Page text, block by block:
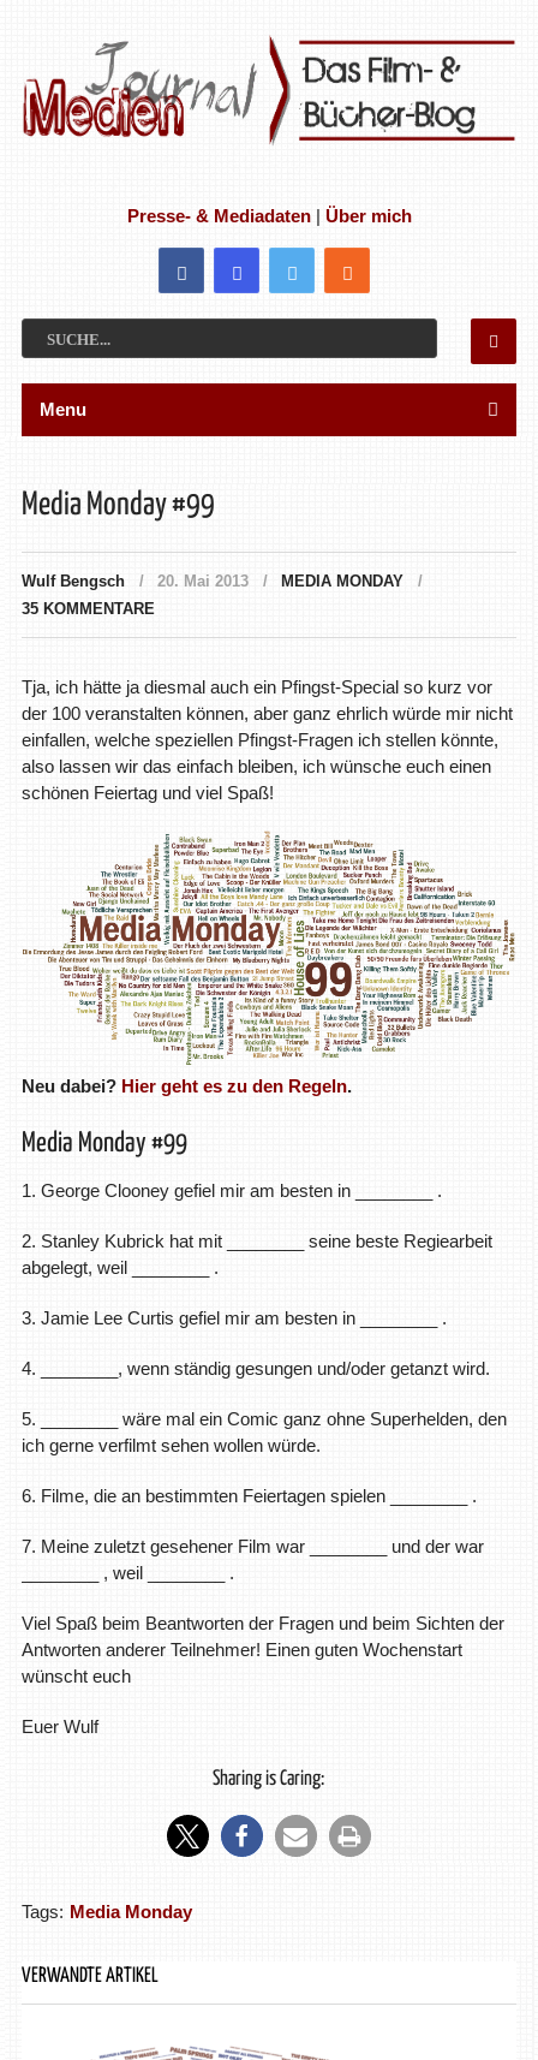
Presse- & Mediadaten| Über mich
Menu
Media Monday #99
Wulf Bengsch 20. Mai 2013
MEDIA MONDAY
35 KOMMENTARE
Tja, ich hätte ja diesmal auch ein Pfingst-Special so kurz vor
der 100 veranstalten können, aber ganz ehrlich würde mir nicht
einfallen, welche speziellen Pfingst-Fragen ich stellen könnte,
also lassen wir das einfach bleiben, ich wünsche euch einen
schönen Feiertag und viel Spaß!
Neu dabei? Hier geht es zu den Regeln.
Media Monday #99
1. George Clooney gefiel mir am besten in ________ .
2. Stanley Kubrick hat mit ________ seine beste Regiearbeit
abgelegt, weil ________ .
3. Jamie Lee Curtis gefiel mir am besten in ________ .
4. ________, wenn ständig gesungen und/oder getanzt wird.
5. ________ wäre mal ein Comic ganz ohne Superhelden, den
ich gerne verfilmt sehen wollen würde.
6. Filme, die an bestimmten Feiertagen spielen ________ .
7. Meine zuletzt gesehener Film war ________ und der war
________ , weil ________ .
Viel Spaß beim Beantworten der Fragen und beim Sichten der
Antworten anderer Teilnehmer! Einen guten Wochenstart
wünscht euch
Euer Wulf
Sharing is Caring:
Tags: Media Monday
VERWANDTE ARTIKEL